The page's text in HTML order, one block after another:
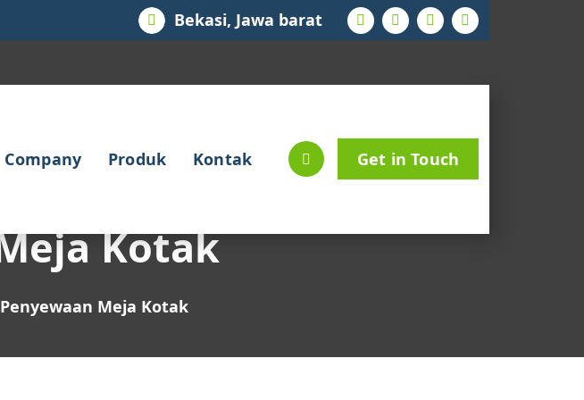
Bekasi, Jawa barat
Company Produk Kontak Get in Touch
Kotak
Penyewaan Meja Kotak